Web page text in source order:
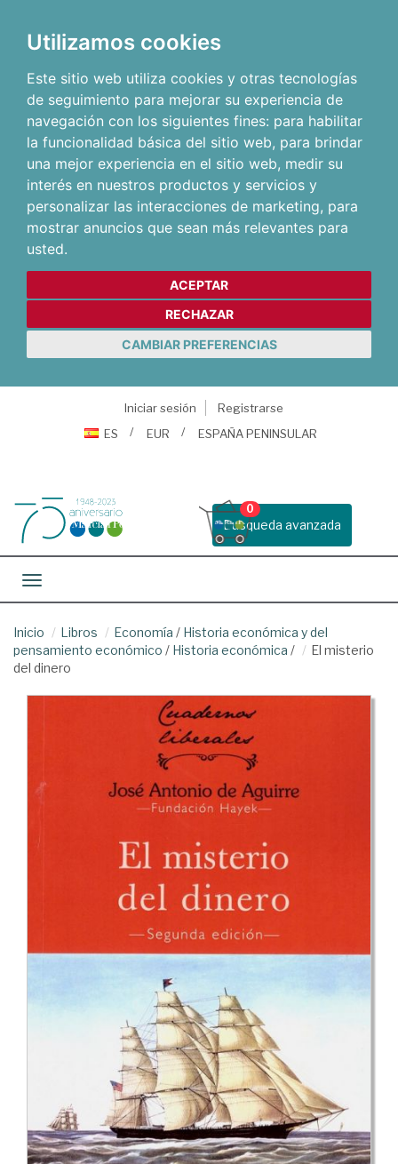
Utilizamos cookies
Este sitio web utiliza cookies y otras tecnologías
de seguimiento para mejorar su experiencia de
navegación con los siguientes fines: para habilitar
la funcionalidad básica del sitio web, para brindar
una mejor experiencia en el sitio web, medir su
interés en nuestros productos y servicios y
personalizar las interacciones de marketing, para
mostrar anuncios que sean más relevantes para
usted.
ACEPTAR
RECHAZAR
CAMBIAR PREFERENCIAS
Iniciar sesión
Registrarse
ES
EUR ESPAÑA PENINSULAR
Busqueda avanzada
0
Toggle navigation
Inicio Libros Economía / Historia económica y del
pensamiento económico / Historia económica /
El misterio
del dinero